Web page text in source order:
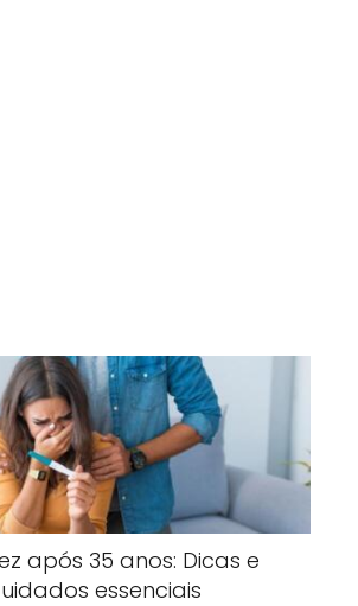
após 35 anos: Dicas e
essenciais